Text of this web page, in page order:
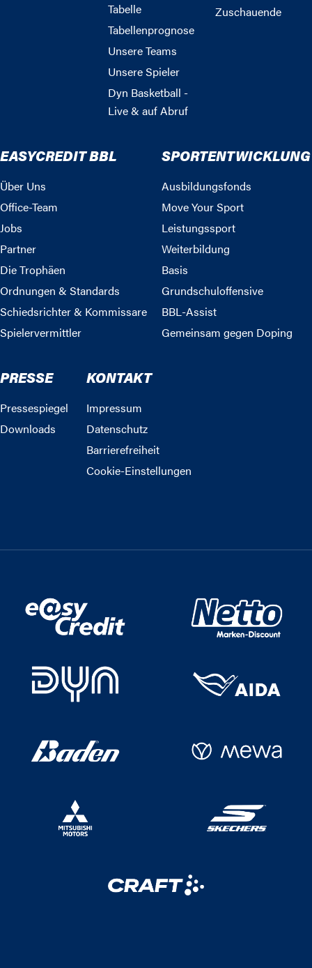
Tabelle
Tabellenprognose
Unsere Teams
Unsere Spieler
Dyn Basketball -
Live & auf Abruf
Zuschauende
EASYCREDIT BBL
Über Uns
Office-Team
Jobs
Partner
Die Trophäen
Ordnungen & Standards
Schiedsrichter & Kommissare
Spielervermittler
SPORTENTWICKLUNG
Ausbildungsfonds
Move Your Sport
Leistungssport
Weiterbildung
Basis
Grundschuloffensive
BBL-Assist
Gemeinsam gegen Doping
PRESSE
Pressespiegel
Downloads
KONTAKT
Impressum
Datenschutz
Barrierefreiheit
Cookie-Einstellungen